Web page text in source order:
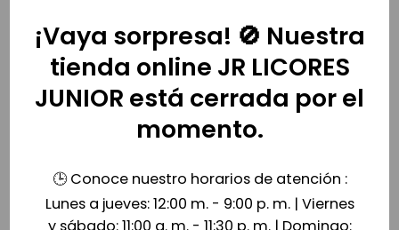
Productos relacionados
¡Vaya sorpresa! 🚫 Nuestra
tienda online JR LICORES
JUNIOR está cerrada por el
momento.
🕒 Conoce nuestro horarios de atención :
Lunes a jueves: 12:00 m. - 9:00 p. m. | Viernes